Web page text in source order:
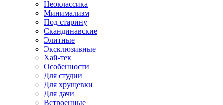
Неоклассика
Минимализм
Под старину
Скандинавские
Элитные
Эксклюзивные
Хай-тек
Особенности
Для студии
Для хрущевки
Для дачи
Встроенные